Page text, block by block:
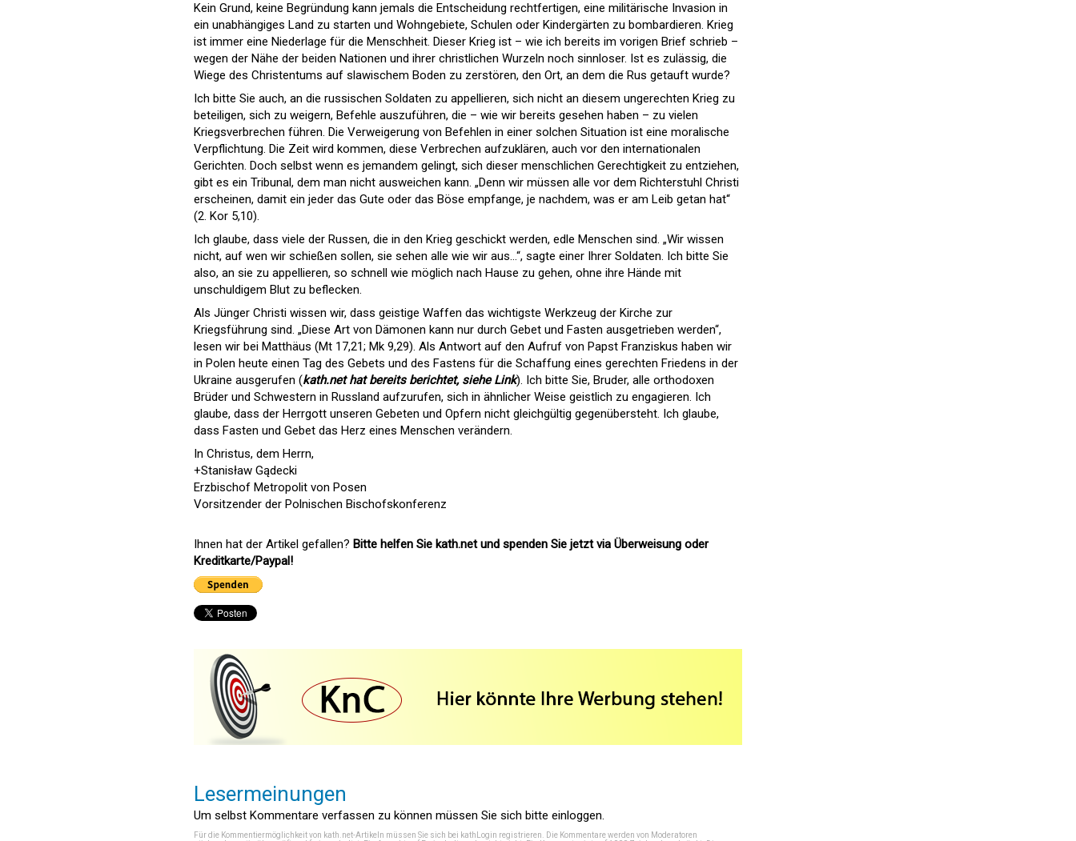
Kein Grund, keine Begründung kann jemals die Entscheidung rechtfertigen, eine militärische Invasion in
ein unabhängiges Land zu starten und Wohngebiete, Schulen oder Kindergärten zu bombardieren. Krieg
ist immer eine Niederlage für die Menschheit. Dieser Krieg ist – wie ich bereits im vorigen Brief schrieb –
wegen der Nähe der beiden Nationen und ihrer christlichen Wurzeln noch sinnloser. Ist es zulässig, die
Wiege des Christentums auf slawischem Boden zu zerstören, den Ort, an dem die Rus getauft wurde?
Ich bitte Sie auch, an die russischen Soldaten zu appellieren, sich nicht an diesem ungerechten Krieg zu
beteiligen, sich zu weigern, Befehle auszuführen, die – wie wir bereits gesehen haben – zu vielen
Kriegsverbrechen führen. Die Verweigerung von Befehlen in einer solchen Situation ist eine moralische
Verpflichtung. Die Zeit wird kommen, diese Verbrechen aufzuklären, auch vor den internationalen
Gerichten. Doch selbst wenn es jemandem gelingt, sich dieser menschlichen Gerechtigkeit zu entziehen,
gibt es ein Tribunal, dem man nicht ausweichen kann. „Denn wir müssen alle vor dem Richterstuhl Christi
erscheinen, damit ein jeder das Gute oder das Böse empfange, je nachdem, was er am Leib getan hat“
(2. Kor 5,10).
Ich glaube, dass viele der Russen, die in den Krieg geschickt werden, edle Menschen sind. „Wir wissen
nicht, auf wen wir schießen sollen, sie sehen alle wie wir aus…“, sagte einer Ihrer Soldaten. Ich bitte Sie
also, an sie zu appellieren, so schnell wie möglich nach Hause zu gehen, ohne ihre Hände mit
unschuldigem Blut zu beflecken.
Als Jünger Christi wissen wir, dass geistige Waffen das wichtigste Werkzeug der Kirche zur
Kriegsführung sind. „Diese Art von Dämonen kann nur durch Gebet und Fasten ausgetrieben werden“,
lesen wir bei Matthäus (Mt 17,21; Mk 9,29). Als Antwort auf den Aufruf von Papst Franziskus haben wir
in Polen heute einen Tag des Gebets und des Fastens für die Schaffung eines gerechten Friedens in der
Ukraine ausgerufen (kath.net hat bereits berichtet, siehe Link). Ich bitte Sie, Bruder, alle orthodoxen
Brüder und Schwestern in Russland aufzurufen, sich in ähnlicher Weise geistlich zu engagieren. Ich
glaube, dass der Herrgott unseren Gebeten und Opfern nicht gleichgültig gegenübersteht. Ich glaube,
dass Fasten und Gebet das Herz eines Menschen verändern.
In Christus, dem Herrn,
+Stanisław Gądecki
Erzbischof Metropolit von Posen
Vorsitzender der Polnischen Bischofskonferenz
Ihnen hat der Artikel gefallen? Bitte helfen Sie kath.net und spenden Sie jetzt via Überweisung oder
Kreditkarte/Paypal!
Lesermeinungen
Um selbst Kommentare verfassen zu können müssen Sie sich bitte einloggen.
Für die Kommentiermöglichkeit von kath.net-Artikeln müssen Sie sich bei kathLogin registrieren . Die Kommentare werden von Moderatoren